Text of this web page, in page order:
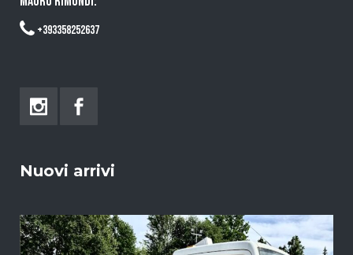
+393358252637
Nuovi arrivi